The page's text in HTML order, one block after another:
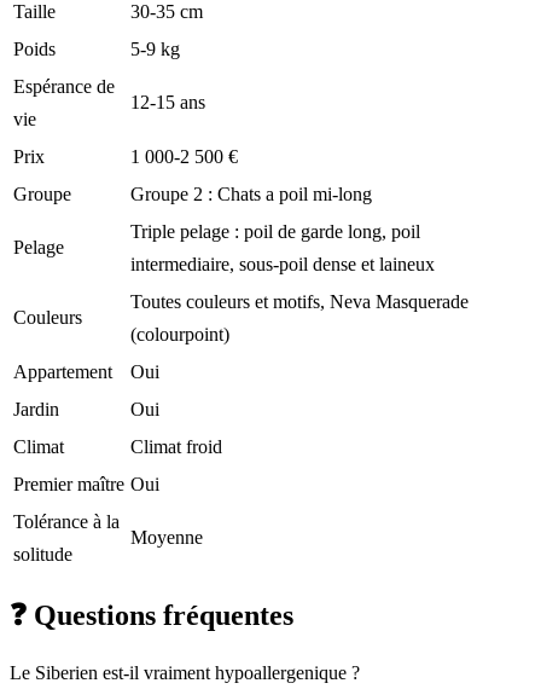
Taille
30-35 cm
Poids
5-9 kg
Espérance de
vie
12-15 ans
Prix
1 000-2 500 €
Groupe
Groupe 2 : Chats a poil mi-long
Pelage
Triple pelage : poil de garde long, poil
intermediaire, sous-poil dense et laineux
Couleurs
Toutes couleurs et motifs, Neva Masquerade
(colourpoint)
Appartement
Oui
Jardin
Oui
Climat
Climat froid
Premier maître Oui
Tolérance à la
solitude
Moyenne
❓ Questions fréquentes
Le Siberien est-il vraiment hypoallergenique ?